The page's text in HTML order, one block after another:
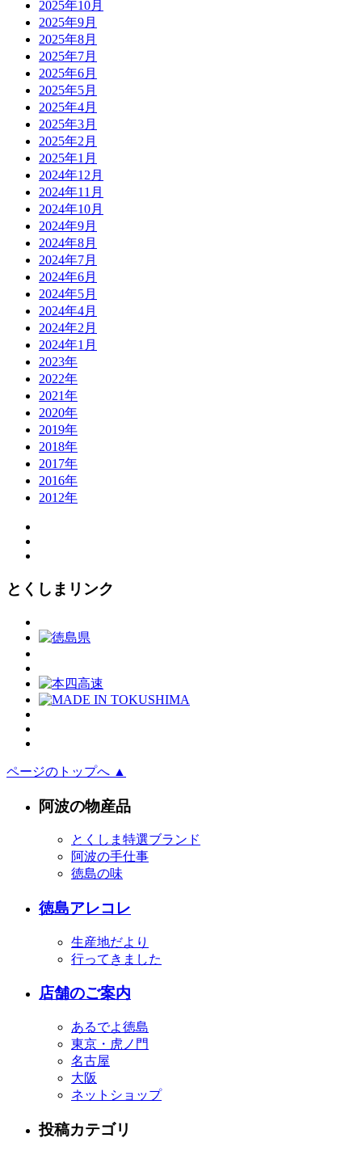
2025年10月
2025年9月
2025年8月
2025年7月
2025年6月
2025年5月
2025年4月
2025年3月
2025年2月
2025年1月
2024年12月
2024年11月
2024年10月
2024年9月
2024年8月
2024年7月
2024年6月
2024年5月
2024年4月
2024年2月
2024年1月
2023年
2022年
2021年
2020年
2019年
2018年
2017年
2016年
2012年
とくしまリンク
ページのトップへ ▲
阿波の物産品
とくしま特選ブランド
阿波の手仕事
徳島の味
徳島アレコレ
生産地だより
行ってきました
店舗のご案内
あるでよ徳島
東京・虎ノ門
名古屋
大阪
ネットショップ
投稿カテゴリ